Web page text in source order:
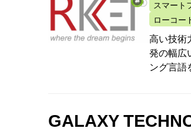
スマート
ローコー
高い技術
発の幅広
ング言語
GALAXY